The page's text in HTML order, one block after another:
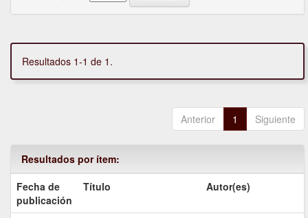
Resultados 1-1 de 1.
Anterior 1 Siguiente
Resultados por ítem:
Fecha de
publicación
Título Autor(es)